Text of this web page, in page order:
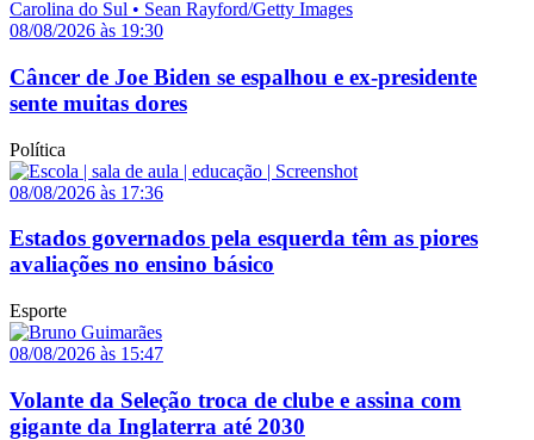
08/08/2026 às 19:30
Câncer de Joe Biden se espalhou e ex-presidente
sente muitas dores
Política
08/08/2026 às 17:36
Estados governados pela esquerda têm as piores
avaliações no ensino básico
Esporte
08/08/2026 às 15:47
Volante da Seleção troca de clube e assina com
gigante da Inglaterra até 2030